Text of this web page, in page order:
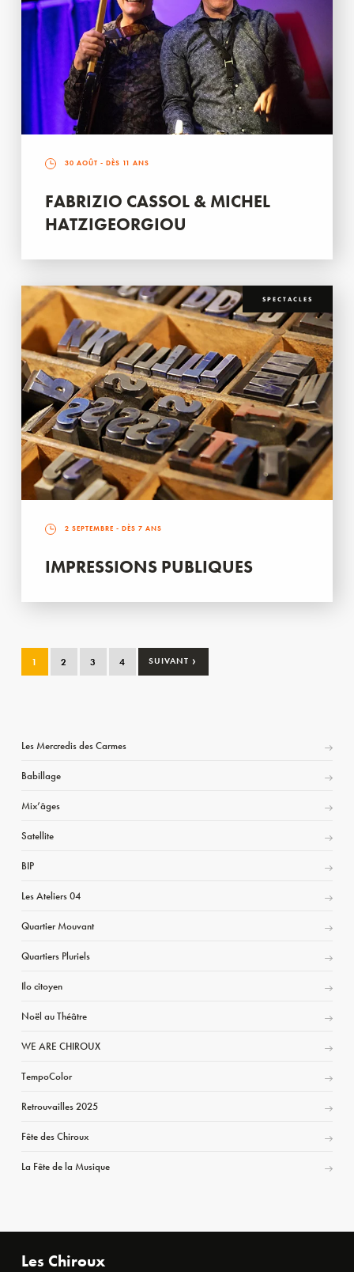
30 AOÛT - DÈS 11 ANS
FABRIZIO CASSOL & MICHEL
HATZIGEORGIOU
SPECTACLES
2 SEPTEMBRE - DÈS 7 ANS
IMPRESSIONS PUBLIQUES
1 2 3 4 SUIVANT ›
Les Mercredis des Carmes
Babillage
Mix’âges
Satellite
BIP
Les Ateliers 04
Quartier Mouvant
Quartiers Pluriels
Ilo citoyen
Noël au Théâtre
WE ARE CHIROUX
TempoColor
Retrouvailles 2025
Fête des Chiroux
La Fête de la Musique
Les Chiroux